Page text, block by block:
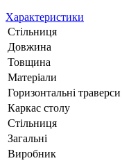
Характеристики
Стільниця
Довжина
Товщина
Матеріали
Горизонтальні траверси
Каркас столу
Стільниця
Загальні
Виробник